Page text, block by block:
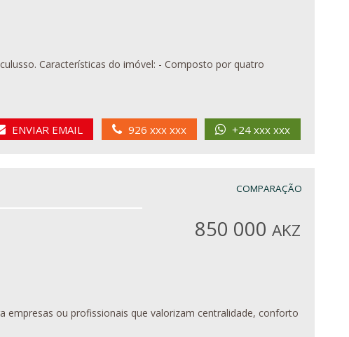
por quatro
ENVIAR EMAIL 926 xxx xxx +24 xxx xxx
850 000 AKZ
empresas ou profissionais que valorizam centralidade, conforto
COMPARAÇÃO